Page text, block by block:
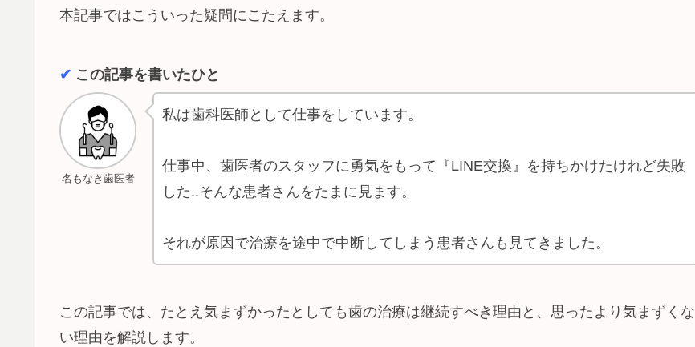
本記事ではこういった疑問にこたえます。
✔︎ この記事を書いたひと
名もなき歯医者
私は歯科医師として仕事をしています。
仕事中、歯医者のスタッフに勇気をもって『LINE交換』を持ちかけたけれど失敗
した..そんな患者さんをたまに見ます。
それが原因で治療を途中で中断してしまう患者さんも見てきました。
この記事では、たとえ気まずかったとしても歯の治療は継続すべき理由と、思ったより気まずくな
い理由を解説します。